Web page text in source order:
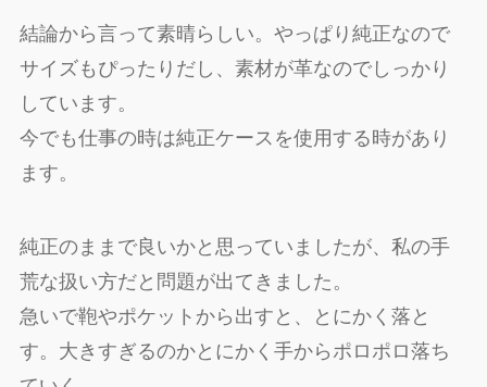
結論から言って素晴らしい。やっぱり純正なので
サイズもぴったりだし、素材が革なのでしっかり
しています。
今でも仕事の時は純正ケースを使用する時があり
ます。
純正のままで良いかと思っていましたが、私の手
荒な扱い方だと問題が出てきました。
急いで鞄やポケットから出すと、とにかく落と
す。大きすぎるのかとにかく手からポロポロ落ち